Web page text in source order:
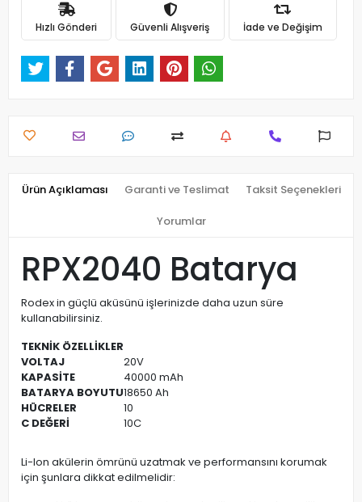
Hızlı Gönderi Güvenli Alışveriş İade ve Değişim
Ürün Açıklaması Garanti ve Teslimat Taksit Seçenekleri
Yorumlar
RPX2040 Batarya
Rodex in güçlü aküsünü işlerinizde daha uzun süre
kullanabilirsiniz.
TEKNİK ÖZELLİKLER
VOLTAJ
20V
KAPASİTE
40000 mAh
BATARYA BOYUTU18650 Ah
HÜCRELER
10
C DEĞERİ
10C
Li-Ion akülerin ömrünü uzatmak ve performansını korumak
için şunlara dikkat edilmelidir: